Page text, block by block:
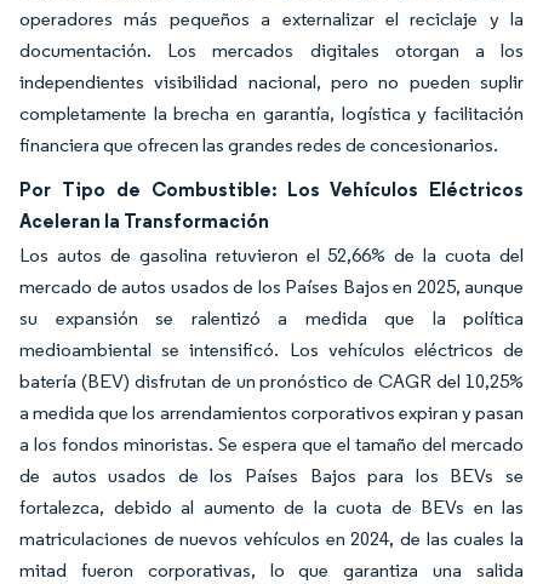
operadores más pequeños a externalizar el reciclaje y la
documentación. Los mercados digitales otorgan a los
independientes visibilidad nacional, pero no pueden suplir
completamente la brecha en garantía, logística y facilitación
financiera que ofrecen las grandes redes de concesionarios.
Por Tipo de Combustible: Los Vehículos Eléctricos
Aceleran la Transformación
Los autos de gasolina retuvieron el 52,66% de la cuota del
mercado de autos usados de los Países Bajos en 2025, aunque
su expansión se ralentizó a medida que la política
medioambiental se intensificó. Los vehículos eléctricos de
batería (BEV) disfrutan de un pronóstico de CAGR del 10,25%
a medida que los arrendamientos corporativos expiran y pasan
a los fondos minoristas. Se espera que el tamaño del mercado
de autos usados de los Países Bajos para los BEVs se
fortalezca, debido al aumento de la cuota de BEVs en las
matriculaciones de nuevos vehículos en 2024, de las cuales la
mitad fueron corporativas, lo que garantiza una salida